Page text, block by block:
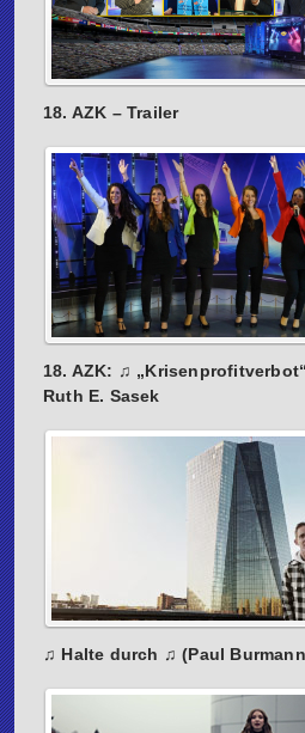
18. AZK – Trailer
18. AZK: ♫
Ruth E. Sasek
♫ Halte durch ♫ (Paul